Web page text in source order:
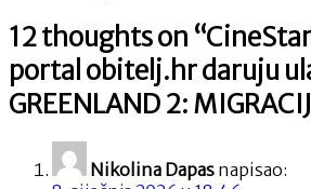
12 thoughts on “
portal obitelj.hr daruju
GREENLAND 2:
Nikolina Dapas napisao: